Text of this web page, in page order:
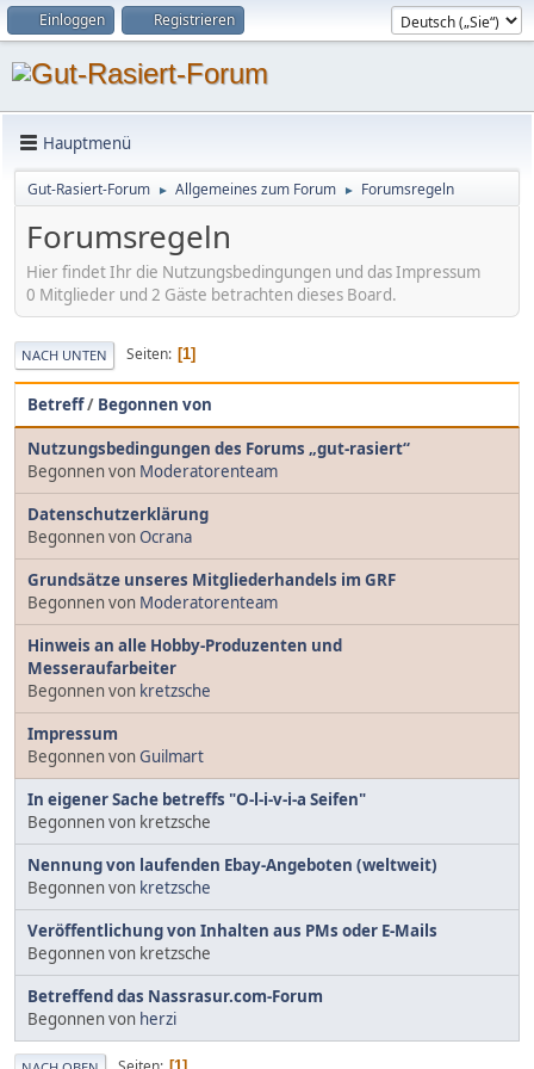
Einloggen Registrieren
Hauptmenü
Gut-Rasiert-Forum ► Allgemeines zum Forum ► Forumsregeln
Forumsregeln
Hier findet Ihr die Nutzungsbedingungen und das Impressum
0 Mitglieder und 2 Gäste betrachten dieses Board.
NACH UNTEN Seiten 1
Betreff/ Begonnen von
Nutzungsbedingungen des Forums „gut-rasiert“
Begonnen von Moderatorenteam
Datenschutzerklärung
Begonnen vonOcrana
Grundsätze unseres Mitgliederhandels im GRF
Begonnen von Moderatorenteam
Hinweis an alle Hobby-Produzenten und
Messeraufarbeiter
Begonnen von kretzsche
Impressum
Begonnen vonGuilmart
In eigener Sache betreffs "O-l-i-v-i-a Seifen"
Begonnen von kretzsche
Nennung von laufenden Ebay-Angeboten (weltweit)
Begonnen von kretzsche
Veröffentlichung von Inhalten aus PMs oder E-Mails
Begonnen von kretzsche
Betreffend das Nassrasur.com-Forum
Begonnen von herzi